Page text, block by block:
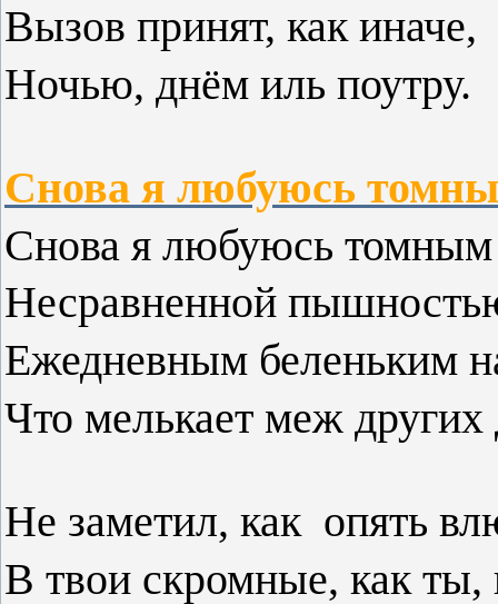
Вызов принят, как иначе,
Ночью, днём иль поутру.
Снова я любуюсь
Снова я любуюсь томным
Несравненной
Ежедневным беленьким
Что мелькает меж
Не заметил, как опять
В твои скромные, как ты,